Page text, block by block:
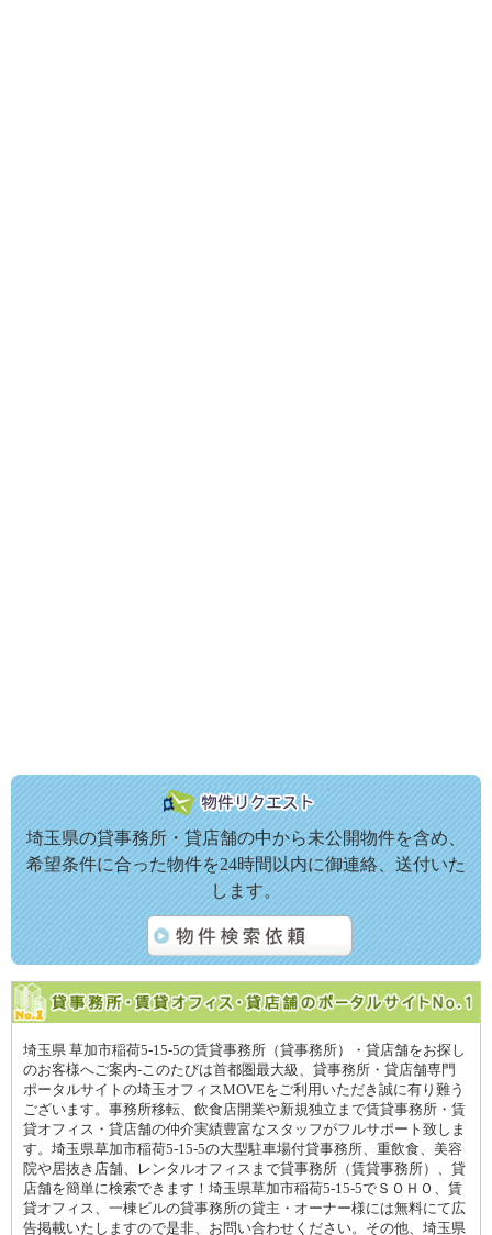
埼玉県の貸事務所・貸店舗の中から未公開物件を含め、
希望条件に合った物件を24時間以内に御連絡、送付いた
します。
埼玉県 草加市稲荷5-15-5の賃貸事務所（貸事務所）・貸店舗をお探し
のお客様へご案内-このたびは首都圏最大級、貸事務所・貸店舗専門
ポータルサイトの埼玉オフィスMOVEをご利用いただき誠に有り難う
ございます。事務所移転、飲食店開業や新規独立まで賃貸事務所・賃
貸オフィス・貸店舗の仲介実績豊富なスタッフがフルサポート致しま
す。埼玉県草加市稲荷5-15-5の大型駐車場付貸事務所、重飲食、美容
院や居抜き店舗、レンタルオフィスまで貸事務所（賃貸事務所）、貸
店舗を簡単に検索できます！埼玉県草加市稲荷5-15-5でＳＯＨＯ、賃
貸オフィス、一棟ビルの貸事務所の貸主・オーナー様には無料にて広
告掲載いたしますので是非、お問い合わせください。その他、埼玉県